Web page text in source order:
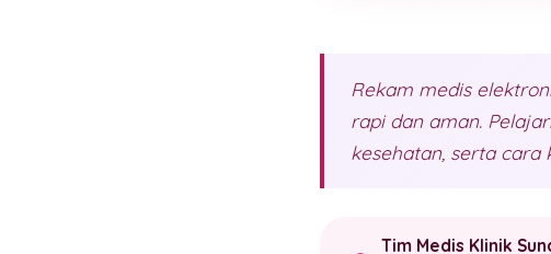
Rekam medis
rapi dan aman.
kesehatan, serta cara
Tim Medis Klinik